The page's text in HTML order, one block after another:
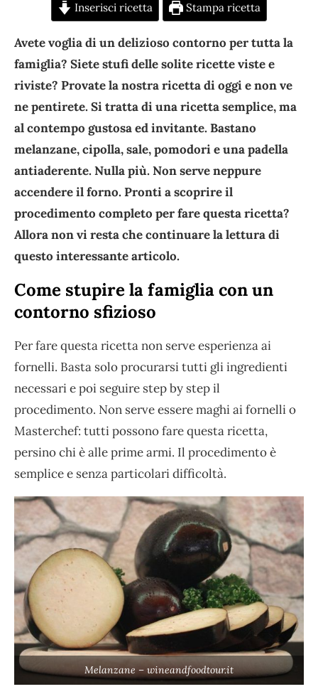
Inserisci ricetta Stampa ricetta
Avete voglia di un delizioso contorno per tutta la
famiglia? Siete stufi delle solite ricette viste e
riviste? Provate la nostra ricetta di oggi e non ve
ne pentirete. Si tratta di una ricetta semplice, ma
al contempo gustosa ed invitante. Bastano
melanzane, cipolla, sale, pomodori e una padella
antiaderente. Nulla più. Non serve neppure
accendere il forno. Pronti a scoprire il
procedimento completo per fare questa ricetta?
Allora non vi resta che continuare la lettura di
questo interessante articolo.
Come stupire la famiglia con un
contorno sfizioso
Per fare questa ricetta non serve esperienza ai
fornelli. Basta solo procurarsi tutti gli ingredienti
necessari e poi seguire step by step il
procedimento. Non serve essere maghi ai fornelli o
Masterchef: tutti possono fare questa ricetta,
persino chi è alle prime armi. Il procedimento è
semplice e senza particolari difficoltà.
Melanzane – wineandfoodtour.it